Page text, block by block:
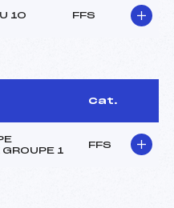
10 FFS
Cat.
1
FFS